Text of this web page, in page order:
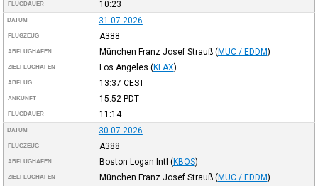
FLUGDAUER 10:23
DATUM 31.07.2026
FLUGZEUG A388
ABFLUGHAFEN München Franz Josef Strauß (MUC / EDDM)
ZIELFLUGHAFEN Los Angeles (KLAX)
ABFLUG 13:37 CEST
ANKUNFT 15:52 PDT
FLUGDAUER 11:14
DATUM 30.07.2026
FLUGZEUG A388
ABFLUGHAFEN Boston Logan Intl (KBOS)
ZIELFLUGHAFEN München Franz Josef Strauß (MUC / EDDM)